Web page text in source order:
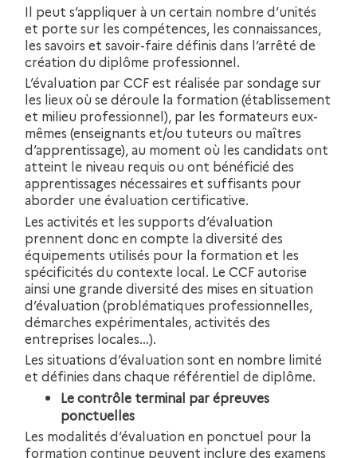
Il peut s’appliquer à un certain nombre d’unités
et porte sur les compétences, les connaissances,
les savoirs et savoir-faire définis dans l’arrêté de
création du diplôme professionnel.
L’évaluation par CCF est réalisée par sondage sur
les lieux où se déroule la formation (établissement
et milieu professionnel), par les formateurs eux-
mêmes (enseignants et/ou tuteurs ou maîtres
d’apprentissage), au moment où les candidats ont
atteint le niveau requis ou ont bénéficié des
apprentissages nécessaires et suffisants pour
aborder une évaluation certificative.
Les activités et les supports d’évaluation
prennent donc en compte la diversité des
équipements utilisés pour la formation et les
spécificités du contexte local. Le CCF autorise
ainsi une grande diversité des mises en situation
d’évaluation (problématiques professionnelles,
démarches expérimentales, activités des
entreprises locales…).
Les situations d’évaluation sont en nombre limité
et définies dans chaque référentiel de diplôme.
Le contrôle terminal par épreuves
ponctuelles
Les modalités d’évaluation en ponctuel pour la
formation continue peuvent inclure des examens